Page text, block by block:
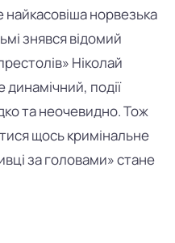
норвезька
знявся відомий
» Ніколай
події
та неочевидно. Тож
щось кримінальне
за головами» стане